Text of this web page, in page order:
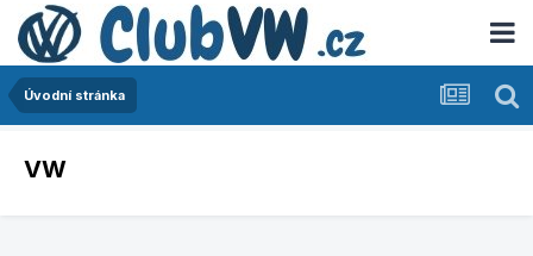
Úvodní stránka
VW